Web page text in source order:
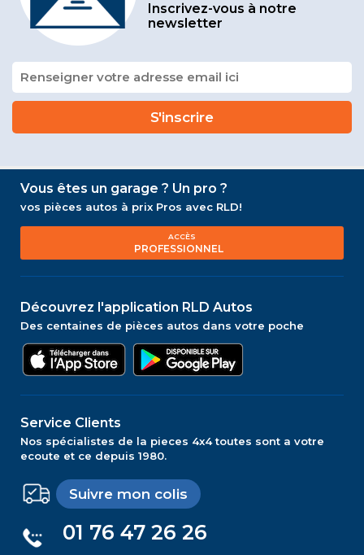
Inscrivez-vous à notre
newsletter
Vous êtes un garage ? Un pro ?
vos pièces autos à prix Pros avec RLD!
ACCÈS
PROFESSIONNEL
Découvrez l'application RLD Autos
Des centaines de pièces autos dans votre poche
Service Clients
Nos spécialistes de la pieces 4x4 toutes sont a votre
ecoute et ce depuis 1980.
Suivre mon colis
01 76 47 26 26